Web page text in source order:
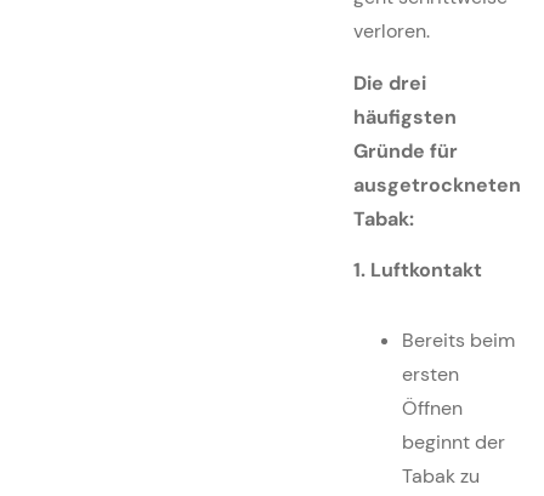
verloren.
Die drei
häufigsten
Gründe für
ausgetrockneten
Tabak:
1. Luftkontakt
Bereits beim
ersten
Öffnen
beginnt der
Tabak zu